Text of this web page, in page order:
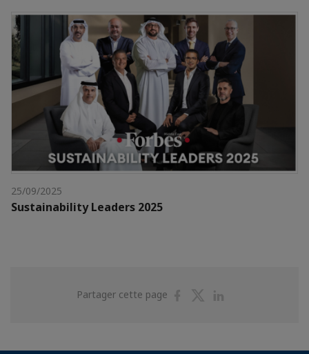
25/09/2025
Sustainability Leaders 2025
Partager cette page
PartagerPartager